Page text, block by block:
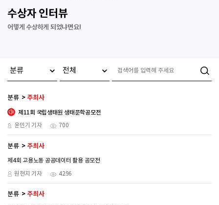
수상자 인터뷰
어떻게 수상하게 되었냐면요!
분류 주최사
제11회 국립생태원 생태문학공모전
윤민기 기자 700
분류 주최사
제4회 고용노동 공공데이터 활용 공모전
원현지 기자 4296
분류 주최사